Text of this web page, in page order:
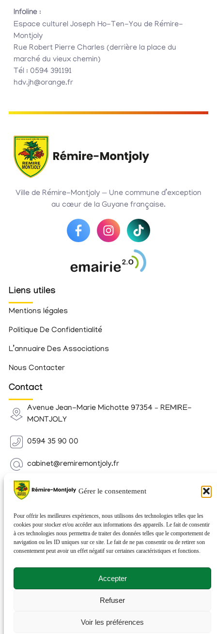
Gérer le consentement
Pour offrir les meilleures expériences, nous utilisons des technologies telles que les
cookies pour stocker et/ou accéder aux informations des appareils. Le fait de consentir
à ces technologies nous permettra de traiter des données telles que le comportement de
navigation ou les ID uniques sur ce site. Le fait de ne pas consentir ou de retirer son
consentement peut avoir un effet négatif sur certaines caractéristiques et fonctions.
Accepter
Refuser
Voir les préférences
Infoline :
Espace culturel Joseph Ho-Ten-You de Rémire-
Montjoly
Rue Robert Pierre Charles (derrière la place du
marché du vieux chemin)
Tél : 0594 391191
hdv.jh@orange.fr
Ville de Rémire-Montjoly — Une commune d’exception
au cœur de la Guyane française.
Liens utiles
Mentions légales
Politique De Confidentialité
L’annuaire Des Associations
Nous Contacter
Contact
Avenue Jean-Marie Michotte 97354 – REMIRE-
MONTJOLY
0594 35 90 00
cabinet@remiremontjoly.fr
Newsletter
nouvelles de votre commune.
réalisé parNetactions